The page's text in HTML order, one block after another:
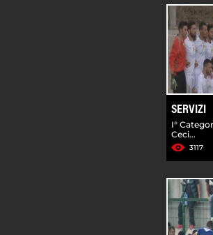
SERVIZI
I°
Ceci...
3117